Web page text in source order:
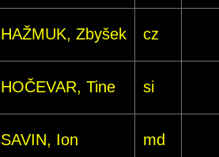
HAŽMUK, Zbyšek cz
HOČEVAR, Tine si
SAVIN, Ion md